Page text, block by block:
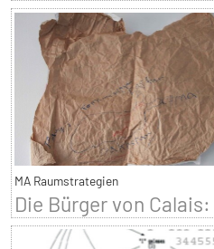
MA Raumstrategien
Die Bürger von